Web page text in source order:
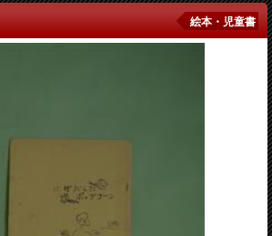
絵本・児童書